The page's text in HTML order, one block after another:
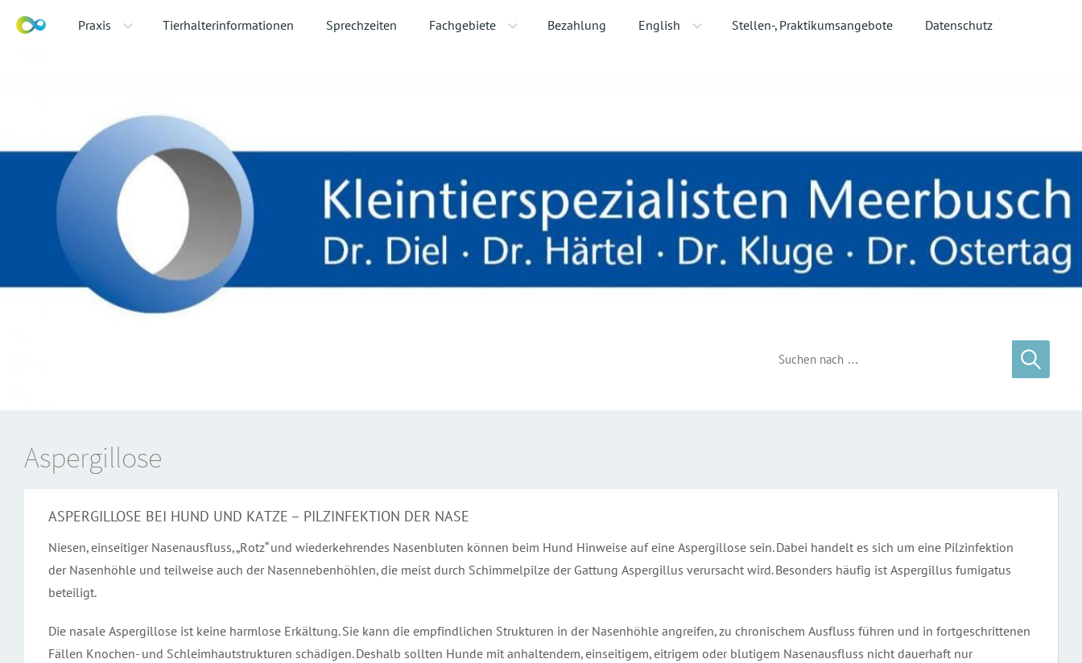
Praxis Tierhalterinformationen Sprechzeiten Fachgebiete Bezahlung English Stellen-, Praktikumsangebote Datenschutz
Aspergillose
ASPERGILLOSE BEI HUND UND KATZE – PILZINFEKTION DER NASE
Niesen, einseitiger Nasenausfluss, „Rotz“ und wiederkehrendes Nasenbluten können beim Hund Hinweise auf eine Aspergillose sein. Dabei handelt es sich um eine Pilzinfektion
der Nasenhöhle und teilweise auch der Nasennebenhöhlen, die meist durch Schimmelpilze der Gattung Aspergillus verursacht wird. Besonders häufig ist Aspergillus fumigatus
beteiligt.
Die nasale Aspergillose ist keine harmlose Erkältung. Sie kann die empfindlichen Strukturen in der Nasenhöhle angreifen, zu chronischem Ausfluss führen und in fortgeschrittenen
Fällen Knochen- und Schleimhautstrukturen schädigen. Deshalb sollten Hunde mit anhaltendem, einseitigem, eitrigem oder blutigem Nasenausfluss nicht dauerhaft nur